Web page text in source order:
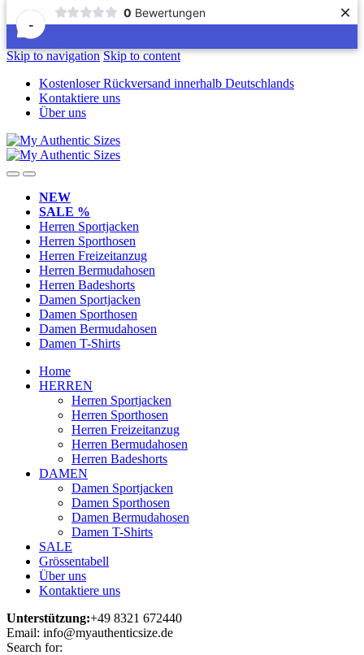
-
0 Bewertungen ×
Skip to navigation Skip to content
Kostenloser Rückversand innerhalb Deutschlands
Kontaktiere uns
Über uns
NEW
SALE %
Herren Sportjacken
Herren Sporthosen
Herren Freizeitanzug
Herren Bermudahosen
Herren Badeshorts
Damen Sportjacken
Damen Sporthosen
Damen Bermudahosen
Damen T-Shirts
Home
HERREN
Herren Sportjacken
Herren Sporthosen
Herren Freizeitanzug
Herren Bermudahosen
Herren Badeshorts
DAMEN
Damen Sportjacken
Damen Sporthosen
Damen Bermudahosen
Damen T-Shirts
SALE
Grössentabell
Über uns
Kontaktiere uns
Unterstützung:+49 8321 672440
Email: info@myauthenticsize.de
Search for: